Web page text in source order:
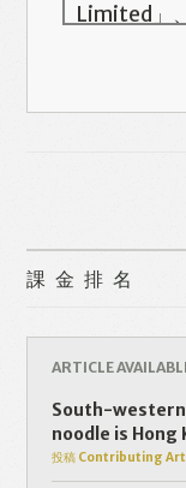
Like
Limited」
願性質。我
保留隨時增
括但不限
將你的個人
取得的資
透露你的個
個人資料將
課金排名
ARTICLE
South-western
noodle is Hong
投稿 Contributing